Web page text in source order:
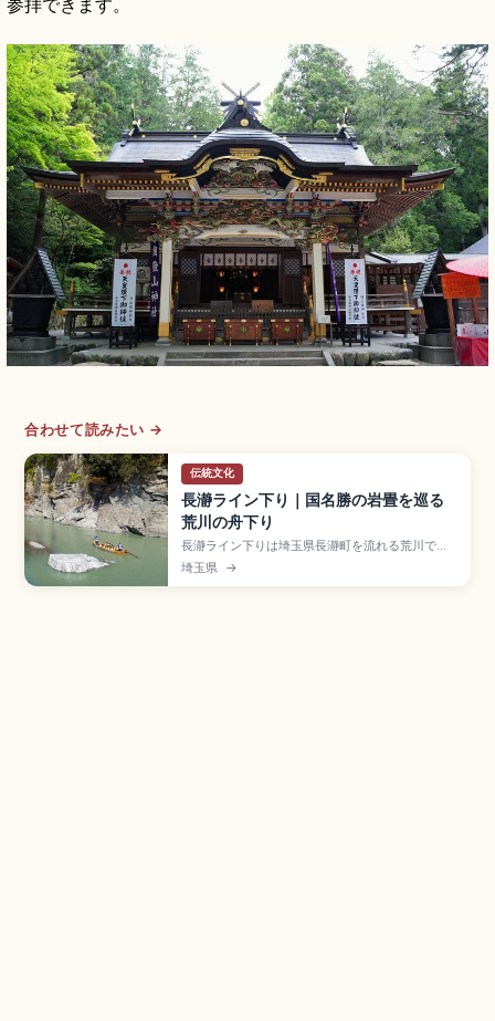
参拝できます。
合わせて読みたい →
伝統文化
長瀞ライン下り｜国名勝の岩畳を巡る
荒川の舟下り
長瀞ライン下りは埼玉県長瀞町を流れる荒川で行
われる人気アクティビティで、国の名勝・天然記
念物の岩畳(約500m)を楽しむ約3km・約20分の
埼玉県 →